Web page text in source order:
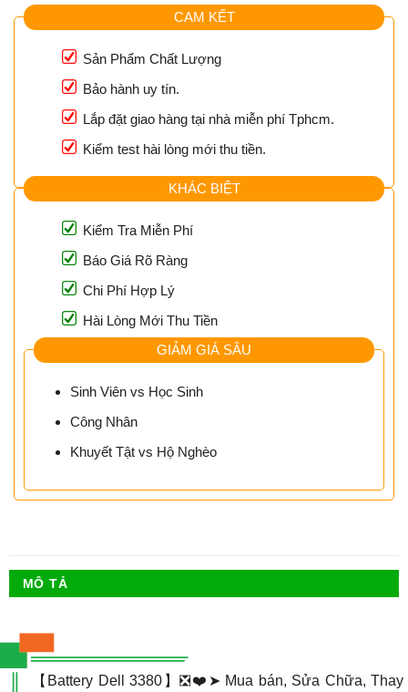
CAM KẾT
Sản Phẩm Chất Lượng
Bảo hành uy tín.
Lắp đặt giao hàng tại nhà miễn phí Tphcm.
Kiểm test hài lòng mới thu tiền.
KHÁC BIỆT
Kiểm Tra Miễn Phí
Báo Giá Rõ Ràng
Chi Phí Hợp Lý
Hài Lòng Mới Thu Tiền
GIẢM GIÁ SÂU
Sinh Viên vs Học Sinh
Công Nhân
Khuyết Tật vs Hộ Nghèo
MÔ TẢ
【Battery Dell 3380】❎❤️➤ Mua bán, Sửa Chữa, Thay